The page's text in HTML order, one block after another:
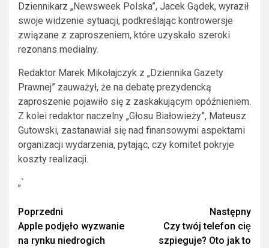
Dziennikarz „Newsweek Polska”, Jacek Gądek, wyraził
swoje widzenie sytuacji, podkreślając kontrowersje
związane z zaproszeniem, które uzyskało szeroki
rezonans medialny.
Redaktor Marek Mikołajczyk z „Dziennika Gazety
Prawnej” zauważył, że na debatę prezydencką
zaproszenie pojawiło się z zaskakującym opóźnieniem.
Z kolei redaktor naczelny „Głosu Białowieży”, Mateusz
Gutowski, zastanawiał się nad finansowymi aspektami
organizacji wydarzenia, pytając, czy komitet pokryje
koszty realizacji.
„`
Zobacz
wpisy
Poprzedni
Apple podjęło wyzwanie
na rynku niedrogich
Następny
Czy twój telefon cię
szpieguje? Oto jak to